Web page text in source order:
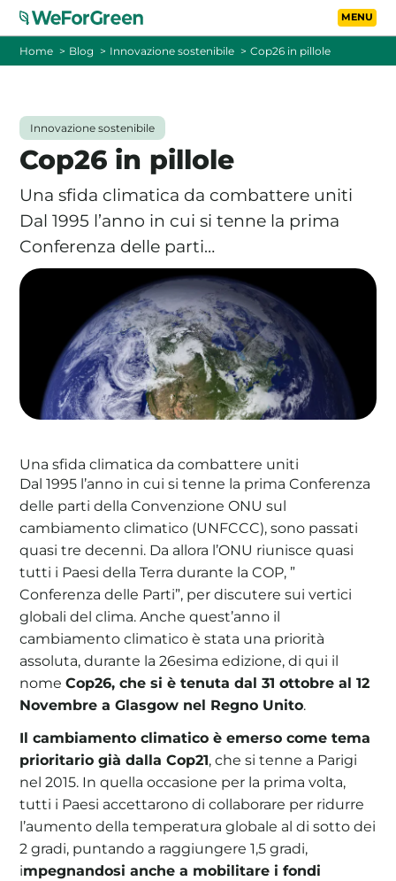
Vai al contenuto
La tua cooperativa energetica sostenibile
Area Soci|Aderisci a WeForGreen
TARIFFE
FOTOVOLTAICO A DISTANZA
FAQ
BLOG
CONTATTI
PASSA A WEFORGREEN
Home Blog Innovazione sostenibile Cop26 in pillole
Innovazione sostenibile
Cop26 in pillole
Una sfida climatica da combattere uniti
Dal 1995 l’anno in cui si tenne la prima
Conferenza delle parti…
Una sfida climatica da combattere uniti
Dal 1995 l’anno in cui si tenne la prima Conferenza
delle parti della Convenzione ONU sul
cambiamento climatico (UNFCCC), sono passati
quasi tre decenni. Da allora l’ONU riunisce quasi
tutti i Paesi della Terra durante la COP, ”
Conferenza delle Parti”, per discutere sui vertici
globali del clima. Anche quest’anno il
cambiamento climatico è stata una priorità
assoluta, durante la 26esima edizione, di qui il
nomeCop26, che si è tenuta dal 31 ottobre al 12
Novembre a Glasgow nel Regno Unito.
Il cambiamento climatico è emerso come tema
prioritario già dalla Cop21, che si tenne a Parigi
nel 2015. In quella occasione per la prima volta,
tutti i Paesi accettarono di collaborare per ridurre
l’aumento della temperatura globale al di sotto dei
2 gradi, puntando a raggiungere 1,5 gradi,
impegnandosi anche a mobilitare i fondi